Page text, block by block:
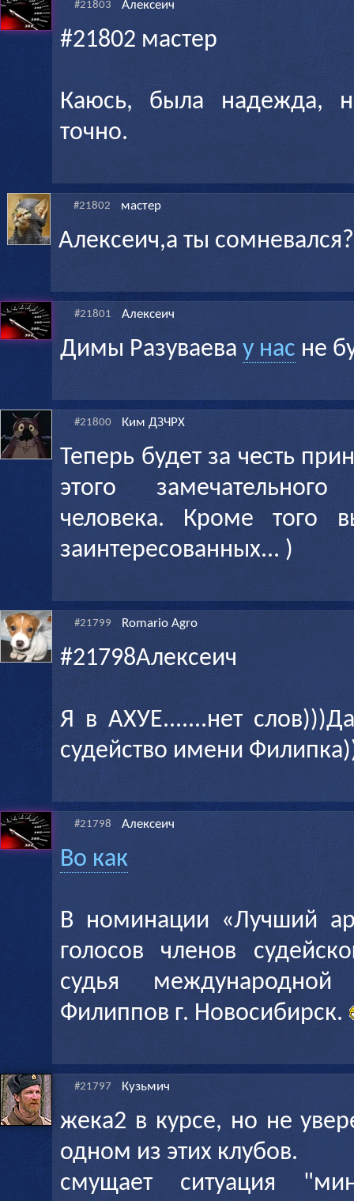
#21803 Алексеич
#21802 мастер
Каюсь, была надежда,
точно.
#21802 мастер
Алексеич,а ты
#21801 Алексеич
Димы Разуваевау нас не
#21800 Ким ДЗЧРХ
Теперь будет за честь
этого
человека. Кроме того
заинтересованных... )
#21799 Romario Agro
#21798Алексеич
Я в АХУЕ.......нет слов)))Да
судейство имени
#21798 Алексеич
Во как
В номинации «Лучший
голосов членов
судья
Филиппов г. Новосибирск.
#21797 Кузьмич
жека2 в курсе, но не
одном из этих клубов.
смущает ситуация